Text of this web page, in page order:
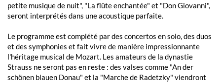
petite musique de nuit", "La flûte enchantée" et "Don Giovanni",
seront interprétés dans une acoustique parfaite.
Le programme est complété par des concertos en solo, des duos
et des symphonies et fait vivre de manière impressionnante
l'héritage musical de Mozart. Les amateurs de la dynastie
Strauss ne seront pas en reste : des valses comme "An der
schönen blauen Donau" et la "Marche de Radetzky" viendront